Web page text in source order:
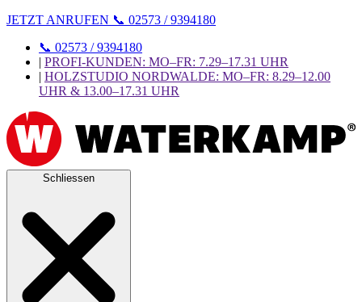
JETZT ANRUFEN 📞 02573 / 9394180
📞 02573 / 9394180
| PROFI-KUNDEN: MO–FR: 7.29–17.31 UHR
| HOLZSTUDIO NORDWALDE: MO–FR: 8.29–12.00
UHR & 13.00–17.31 UHR
Schliessen